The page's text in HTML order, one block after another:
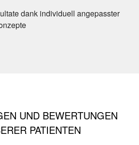
dank individuell angepasster
UND BEWERTUNGEN
PATIENTEN